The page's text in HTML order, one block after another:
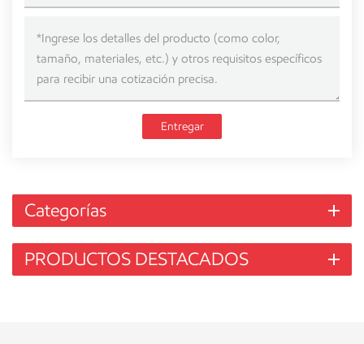
Entregar
Categorías
PRODUCTOS DESTACADOS